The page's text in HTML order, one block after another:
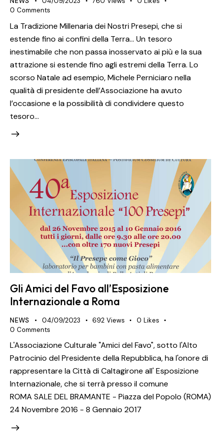
0 Comments
La Tradizione Millenaria dei Nostri Presepi, che si
estende fino ai confini della Terra... Un tesoro
inestimabile che non passa inosservato ai più e la sua
attrazione si estende fino agli estremi della Terra. Lo
scorso Natale ad esempio, Michele Perniciaro nella
qualità di presidente dell’Associazione ha avuto
l’occasione e la possibilità di condividere questo
tesoro…
Gli Amici del Favo all’Esposizione
Internazionale a Roma
NEWS 04/09/2023 692 Views 0 Likes
0 Comments
L'Associazione Culturale "Amici del Favo", sotto l'Alto
Patrocinio del Presidente della Repubblica, ha l'onore di
rappresentare la Città di Caltagirone all' Esposizione
Internazionale, che si terrà presso il comune
ROMA SALE DEL BRAMANTE - Piazza del Popolo (ROMA)
24 Novembre 2016 - 8 Gennaio 2017